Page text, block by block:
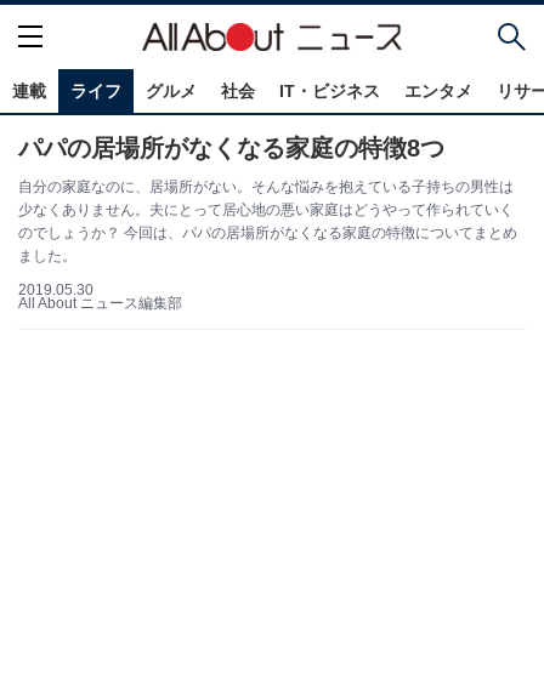
連載 ライフ グルメ 社会 IT・ビジネス エンタメ リサ
パパの居場所がなくなる家庭の特徴8つ
自分の家庭なのに、居場所がない。そんな悩みを抱えている子持ちの男性は
少なくありません。夫にとって居心地の悪い家庭はどうやって作られていく
のでしょうか？ 今回は、パパの居場所がなくなる家庭の特徴についてまとめ
ました。
2019.05.30
All About ニュース編集部